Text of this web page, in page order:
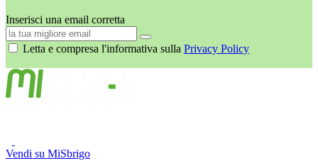
Inserisci una email corretta
Letta e compresa l'informativa sulla Privacy Policy
Vendi su MiSbrigo